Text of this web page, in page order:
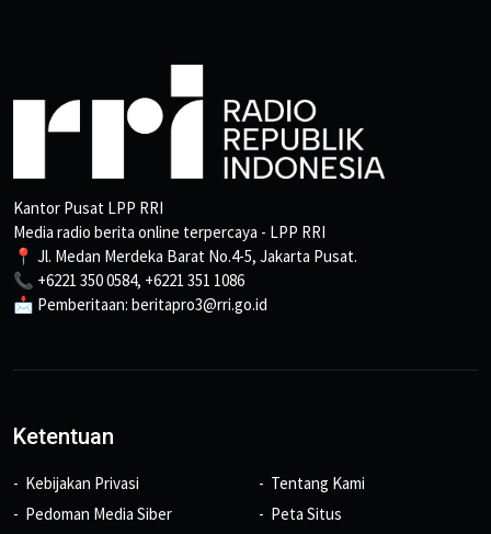
Kantor Pusat LPP RRI
Media radio berita online terpercaya - LPP RRI
📍 Jl. Medan Merdeka Barat No.4-5, Jakarta Pusat.
📞 +6221 350 0584, +6221 351 1086
📩 Pemberitaan: beritapro3@rri.go.id
Ketentuan
Kebijakan Privasi
Pedoman Media Siber
Tentang Kami
Peta Situs